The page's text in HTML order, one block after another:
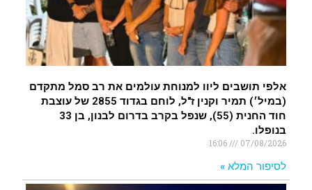
אלפי תושבים ליוו למנוחת עולמים את רב סמל מתקדם
(במיל׳) תמיר וקנין ז"ל, לוחם בגדוד 2855 של עוצבת
חוד החנית (55), שנפל בקרב בדרום לבנון, בן 33
בנופלו.
07/08/2026
16:06
לסיפור המלא »